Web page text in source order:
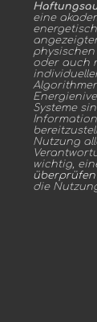
eine
oder auch
Systeme
Nutzung
wichtig,
überprüfen
die